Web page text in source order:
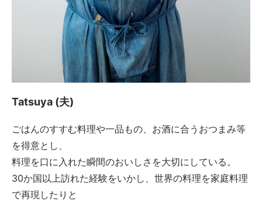
Tatsuya (夫)
ごはんのすすむ料理や一品もの、お酒に合うおつまみ等
を得意とし、
料理を口に入れた瞬間のおいしさを大切にしている。
30か国以上訪れた経験をいかし、世界の料理を家庭料理
で再現したりと